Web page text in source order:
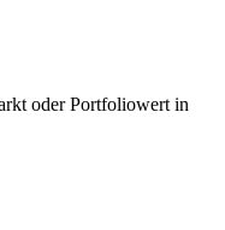
oder Portfoliowert in